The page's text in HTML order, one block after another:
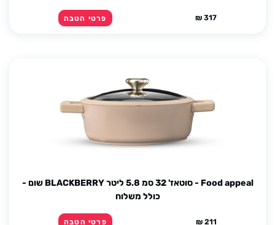
317 ₪ פרטי הטבה
Food appeal - סוטאז' 32 סמ 5.8 ליטר BLACKBERRY שום -
כולל משלוח
211 ₪ פרטי הטבה